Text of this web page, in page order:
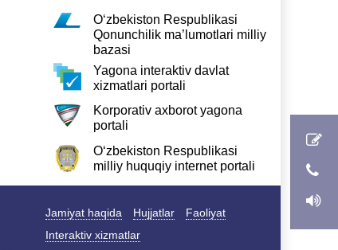
O‘zbekiston Respublikasi
Qonunchilik ma’lumotlari milliy
bazasi
Yagona interaktiv davlat
xizmatlari portali
Korporativ axborot yagona
portali
O‘zbekiston Respublikasi
milliy huquqiy internet portali
Jamiyat haqida Hujjatlar
Faoliyat
Interaktiv xizmatlar